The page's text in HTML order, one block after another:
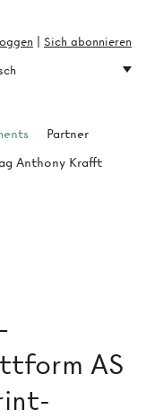
AS
Partner
Anthony Krafft
Sich abonnieren